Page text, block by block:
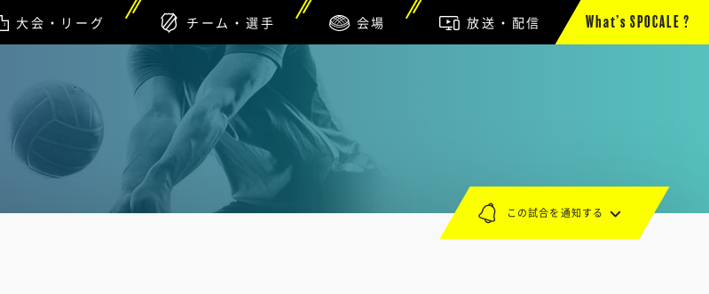
大会・リーグ チーム・選手 会場 放送・配信 What’s SPOCALE ?
この試合を通知する